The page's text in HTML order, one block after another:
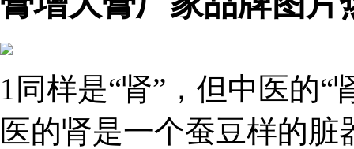
1同样是“肾”，但中医的“
医的肾是一个蚕豆样的